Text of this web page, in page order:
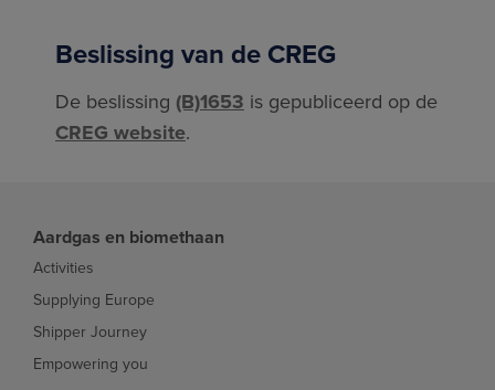
Beslissing van de CREG
De beslissing (B)1653 is gepubliceerd op de
CREG website.
Aardgas en biomethaan
Activities
Supplying Europe
Shipper Journey
Empowering you